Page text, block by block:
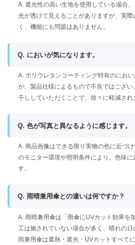
A. 遮光性の高い生地を使用している場合
光が透けて見えることがありますが、実
く、機能にも問題はありません。
Q. においが気になります。
A. ポリウレタンコーティング特有のにお
が、製品仕様によるもので不良ではござ
干ししていただくことで、徐々に軽減され
Q. 色が写真と異なるように感じます。
A. 商品画像はできる限り実物の色に近づ
のモニター環境や照明条件により、色味に
す。
Q. 雨晴兼用傘との違いは何ですか？
A. 雨晴兼用傘は「雨傘にUVカット効果を
工は施されていない場合が多く、晴れの
雨兼用傘は遮熱・遮光・UVカットすべて